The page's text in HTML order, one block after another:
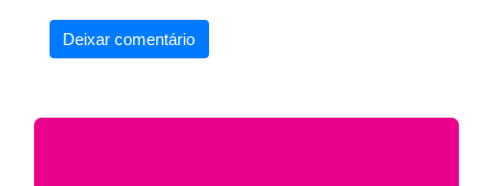
Deixar comentário